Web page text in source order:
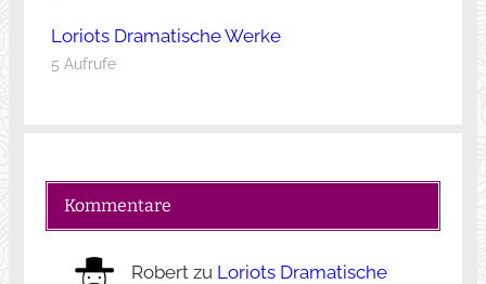
Loriots Dramatische Werke
5 Aufrufe
Kommentare
Robertzu Loriots Dramatische